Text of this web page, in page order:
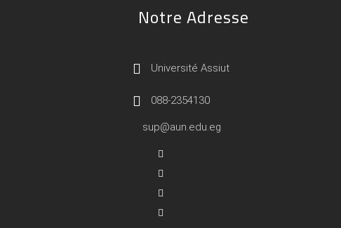
Notre Adresse
Université Assiut
088-2354130
sup@aun.edu.eg